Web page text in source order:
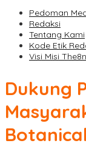
Pedoman
Redaksi
Tentang Kami
Kode Etik
Visi Misi
Dukung